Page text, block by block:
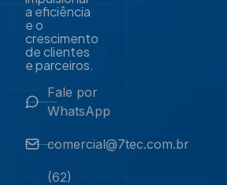
a eficiência
e o
crescimento
de clientes
e parceiros.
Fale por
WhatsApp
comercial@7tec.com.br
(62)